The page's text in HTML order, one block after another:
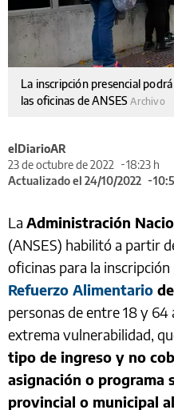
La inscripción presencial
las oficinas de ANSESArchivo
elDiarioAR
23 de octubre de 2022
18:23 h
Actualizado el 24/10/2022
La Administración
(ANSES) habilitó a partir
oficinas para la
Refuerzo Alimentario
personas de entre 18 y 64
extrema vulnerabilidad,
tipo de ingreso y no
asignación o programa
provincial o municipal